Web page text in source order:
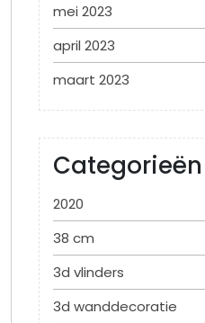
mei 2023
april 2023
maart 2023
Categorieën
2020
38 cm
3d vlinders
3d wanddecoratie